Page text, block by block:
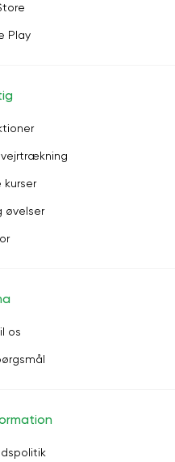
Play
kurser
øvelser
os